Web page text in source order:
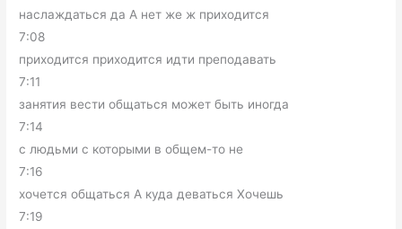
наслаждаться да А нет же ж приходится
7:08
приходится приходится идти преподавать
7:11
занятия вести общаться может быть иногда
7:14
с людьми с которыми в общем-то не
7:16
хочется общаться А куда деваться Хочешь
7:19